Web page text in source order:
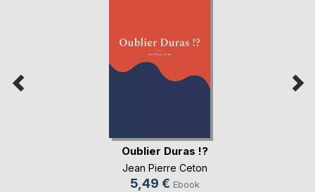
Oublier Duras !?
Jean Pierre Ceton
5,49 € Ebook